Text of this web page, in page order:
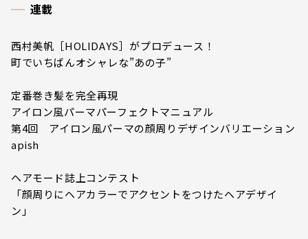
連載
西村美帆［HOLIDAYS］がプロデュース！
町でいちばんオシャレな”あの子”
定番巻き髪を完全再現
アイロン風パーマパーフェクトマニュアル
第4回 アイロン風パーマの顔周りデザインバリエーション
apish
ヘアモード誌上コンテスト
「顔周りにヘアカラーでアクセントをつけたヘアデザイ
ン」